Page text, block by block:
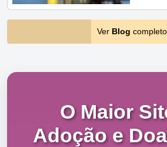
Ver Blog completo
O Maior
Adoção e